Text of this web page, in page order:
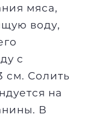
мяса,
воду,
с
см. Солить
на
В